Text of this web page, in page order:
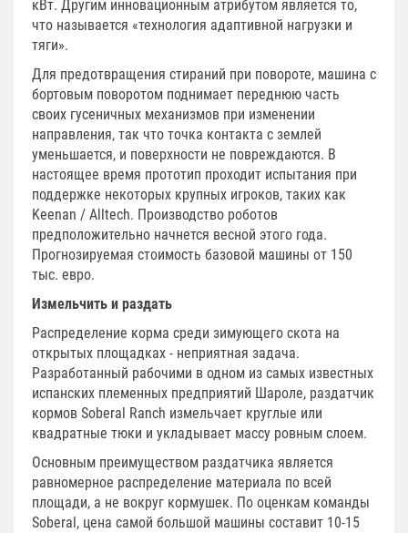
кВт. Другим инновационным атрибутом является то,
что называется «технология адаптивной нагрузки и
тяги».
Для предотвращения стираний при повороте, машина с
бортовым поворотом поднимает переднюю часть
своих гусеничных механизмов при изменении
направления, так что точка контакта с землей
уменьшается, и поверхности не повреждаются. В
настоящее время прототип проходит испытания при
поддержке некоторых крупных игроков, таких как
Keenan / Alltech. Производство роботов
предположительно начнется весной этого года.
Прогнозируемая стоимость базовой машины от 150
тыс. евро.
Измельчить и раздать
Распределение корма среди зимующего скота на
открытых площадках - неприятная задача.
Разработанный рабочими в одном из самых известных
испанских племенных предприятий Шароле, раздатчик
кормов Soberal Ranch измельчает круглые или
квадратные тюки и укладывает массу ровным слоем.
Основным преимуществом раздатчика является
равномерное распределение материала по всей
площади, а не вокруг кормушек. По оценкам команды
Soberal, цена самой большой машины составит 10-15